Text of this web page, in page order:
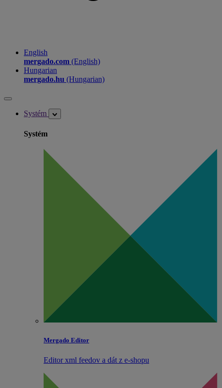
English
mergado.com (English)
Hungarian
mergado.hu (Hungarian)
Systém
Systém
Mergado Editor
Editor xml feedov a dát z e‑shopu